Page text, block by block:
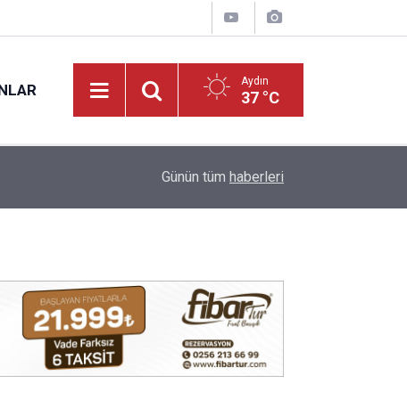
Aydın
37 °C
Germencik’te iş yerinde korkutan yangın:
Günün tüm haberleri